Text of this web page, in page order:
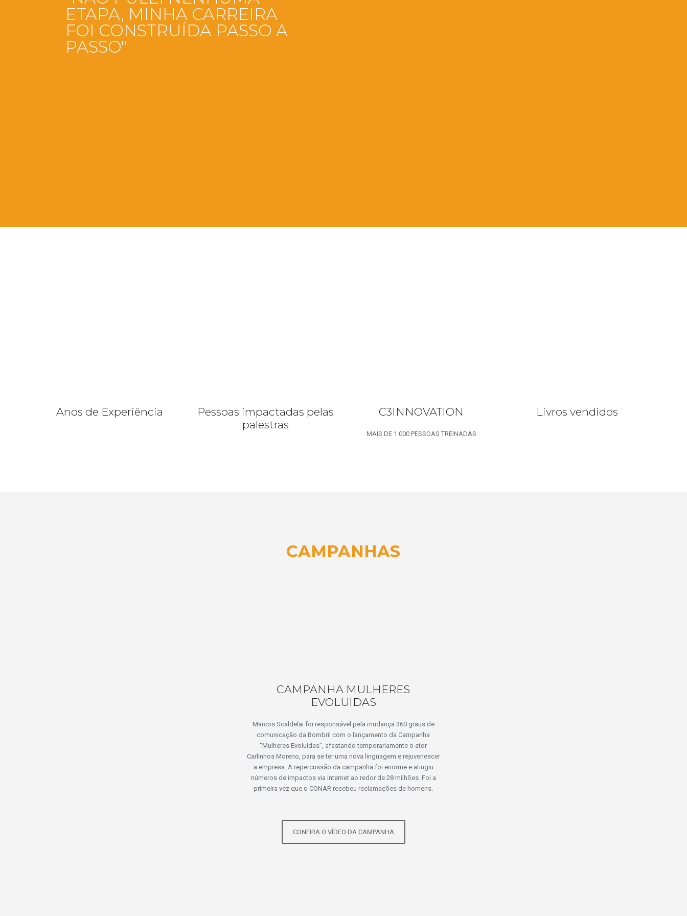
ETAPA, MINHA CARREIRA
FOI CONSTRUÍDA PASSO A
PASSO"
Anos de Experiência
Pessoas impactadas pelas
palestras
C3INNOVATION
MAIS DE 1.000 PESSOAS TREINADAS
Livros vendidos
CAMPANHAS
CAMPANHA MULHERES
EVOLUIDAS
Marcos Scaldelai foi responsável pela mudança 360 graus de
comunicação da Bombril com o lançamento da Campanha
“Mulheres Evoluídas”, afastando temporariamente o ator
Carlinhos Moreno, para se ter uma nova linguagem e rejuvenescer
a empresa. A repercussão da campanha foi enorme e atingiu
números de impactos via internet ao redor de 28 milhões. Foi a
primeira vez que o CONAR recebeu reclamações de homens.
CONFIRA O VÍDEO DA CAMPANHA